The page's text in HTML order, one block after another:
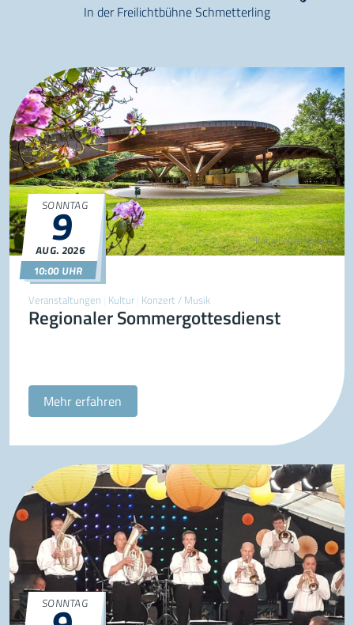
In der Freilichtbühne Schmetterling
©Katja Fouad Vollmer
Veranstaltungen Kultur Konzert / Musik
Regionaler Sommergottesdienst
SONNTAG
9
AUG.2026
10:00 UHR
Mehr erfahren
SONNTAG